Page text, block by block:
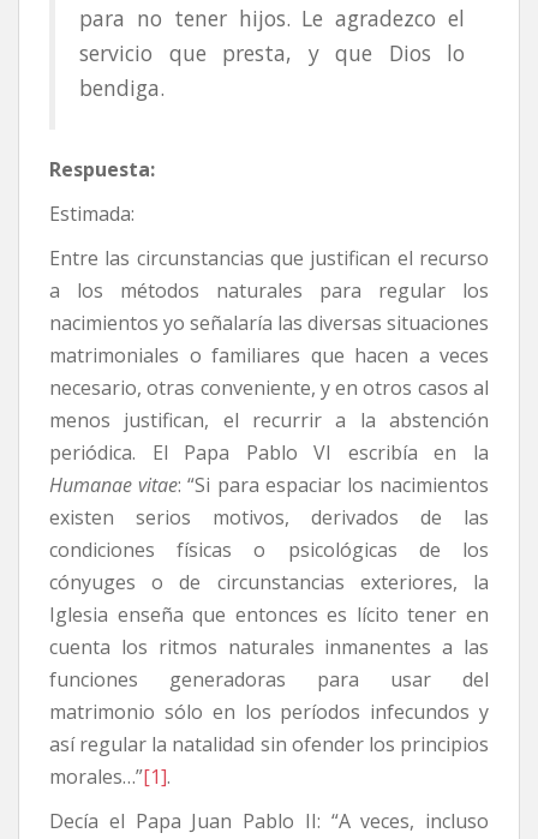
para no tener hijos. Le agradezco el
servicio que presta, y que Dios lo
bendiga.
Respuesta:
Estimada:
Entre las circunstancias que justifican el recurso
a los métodos naturales para regular los
nacimientos yo señalaría las diversas situaciones
matrimoniales o familiares que hacen a veces
necesario, otras conveniente, y en otros casos al
menos justifican, el recurrir a la abstención
periódica. El Papa Pablo VI escribía en la
Humanae vitae: “Si para espaciar los nacimientos
existen serios motivos, derivados de las
condiciones físicas o psicológicas de los
cónyuges o de circunstancias exteriores, la
Iglesia enseña que entonces es lícito tener en
cuenta los ritmos naturales inmanentes a las
funciones generadoras para usar del
matrimonio sólo en los períodos infecundos y
así regular la natalidad sin ofender los principios
morales…”[1].
Decía el Papa Juan Pablo II: “A veces, incluso